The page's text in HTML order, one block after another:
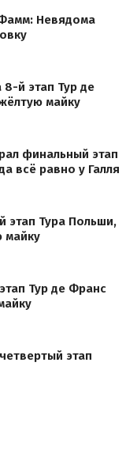
Невядома
й этап Тур де
майку
финальный этап
всё равно у Галля
этап Тура Польши,
майку
Тур де Франс
этап